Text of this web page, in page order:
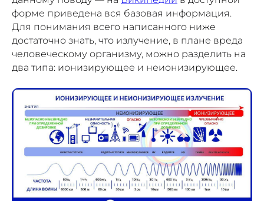
форме приведена вся базовая информация.
Для понимания всего написанного ниже
достаточно знать, что излучение, в плане вреда
человеческому организму, можно разделить на
два типа: ионизирующее и неионизирующее.